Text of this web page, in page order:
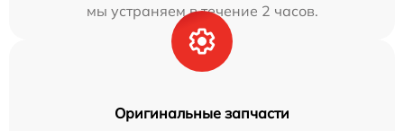
мы устраняем в течение 2 часов.
Оригинальные запчасти